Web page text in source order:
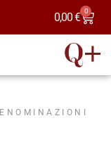
0,00€ 0